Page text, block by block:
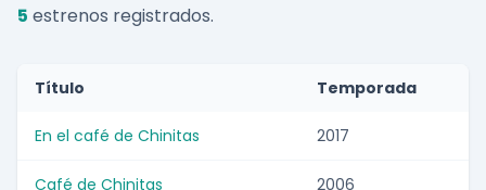
5 estrenos registrados.
Título Temporada
En el café de Chinitas 2017
Café de Chinitas 2006